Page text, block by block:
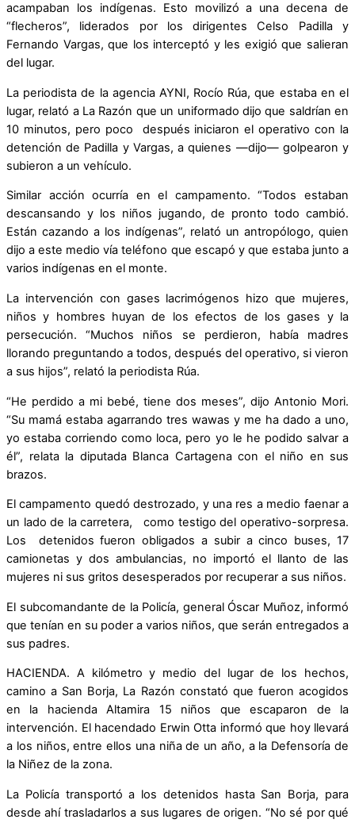
acampaban los indígenas. Esto movilizó a una decena de
“flecheros”, liderados por los dirigentes Celso Padilla y
Fernando Vargas, que los interceptó y les exigió que salieran
del lugar.
La periodista de la agencia AYNI, Rocío Rúa, que estaba en el
lugar, relató a La Razón que un uniformado dijo que saldrían en
10 minutos, pero poco después iniciaron el operativo con la
detención de Padilla y Vargas, a quienes —dijo— golpearon y
subieron a un vehículo.
Similar acción ocurría en el campamento. “Todos estaban
descansando y los niños jugando, de pronto todo cambió.
Están cazando a los indígenas”, relató un antropólogo, quien
dijo a este medio vía teléfono que escapó y que estaba junto a
varios indígenas en el monte.
La intervención con gases lacrimógenos hizo que mujeres,
niños y hombres huyan de los efectos de los gases y la
persecución. “Muchos niños se perdieron, había madres
llorando preguntando a todos, después del operativo, si vieron
a sus hijos”, relató la periodista Rúa.
“He perdido a mi bebé, tiene dos meses”, dijo Antonio Mori.
“Su mamá estaba agarrando tres wawas y me ha dado a uno,
yo estaba corriendo como loca, pero yo le he podido salvar a
él”, relata la diputada Blanca Cartagena con el niño en sus
brazos.
El campamento quedó destrozado, y una res a medio faenar a
un lado de la carretera, como testigo del operativo-sorpresa.
Los detenidos fueron obligados a subir a cinco buses, 17
camionetas y dos ambulancias, no importó el llanto de las
mujeres ni sus gritos desesperados por recuperar a sus niños.
El subcomandante de la Policía, general Óscar Muñoz, informó
que tenían en su poder a varios niños, que serán entregados a
sus padres.
HACIENDA. A kilómetro y medio del lugar de los hechos,
camino a San Borja, La Razón constató que fueron acogidos
en la hacienda Altamira 15 niños que escaparon de la
intervención. El hacendado Erwin Otta informó que hoy llevará
a los niños, entre ellos una niña de un año, a la Defensoría de
la Niñez de la zona.
La Policía transportó a los detenidos hasta San Borja, para
desde ahí trasladarlos a sus lugares de origen. “No sé por qué